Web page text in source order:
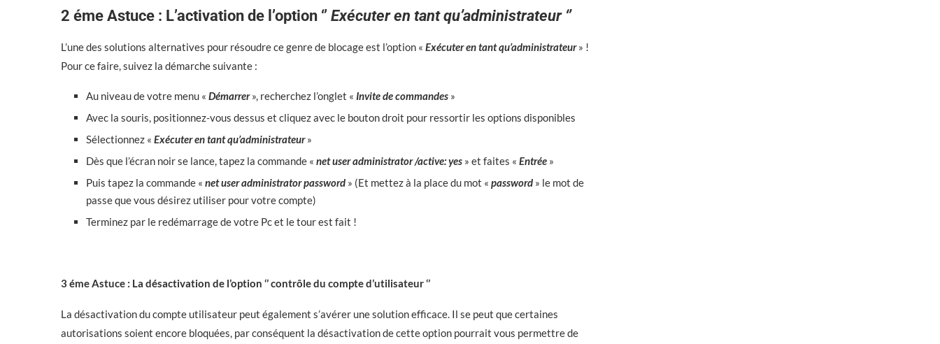
2 éme Astuce : L’activation de l’option ‘’ Exécuter en tant qu’administrateur ‘’
L’une des solutions alternatives pour résoudre ce genre de blocage est l’option « Exécuter en tant qu’administrateur» !
Pour ce faire, suivez la démarche suivante :
Au niveau de votre menu « Démarrer », recherchez l’onglet « Invite de commandes »
Avec la souris, positionnez-vous dessus et cliquez avec le bouton droit pour ressortir les options disponibles
Sélectionnez « Exécuter en tant qu’administrateur»
Dès que l’écran noir se lance, tapez la commande « net user administrator /active: yes » et faites « Entrée »
Puis tapez la commande « net user administrator password » (Et mettez à la place du mot « password » le mot de
passe que vous désirez utiliser pour votre compte)
Terminez par le redémarrage de votre Pc et le tour est fait !
3 éme Astuce : La désactivation de l’option ‘’ contrôle du compte d’utilisateur ‘’
La désactivation du compte utilisateur peut également s’avérer une solution efficace. Il se peut que certaines
autorisations soient encore bloquées, par conséquent la désactivation de cette option pourrait vous permettre de